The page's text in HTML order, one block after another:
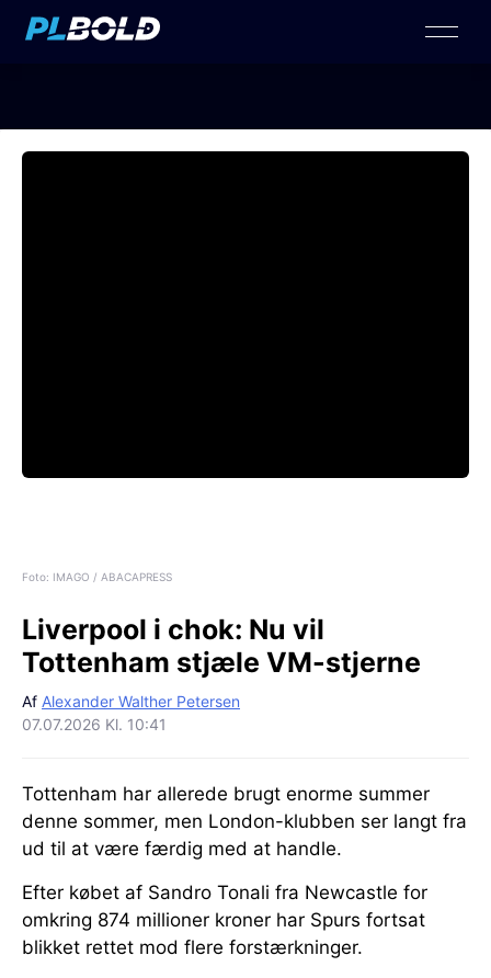
Foto: IMAGO / ABACAPRESS
Liverpool i chok: Nu vil
Tottenham stjæle VM-stjerne
Af Alexander Walther Petersen
07.07.2026 Kl. 10:41
Tottenham har allerede brugt enorme summer
denne sommer, men London-klubben ser langt fra
ud til at være færdig med at handle.
Efter købet af Sandro Tonali fra Newcastle for
omkring 874 millioner kroner har Spurs fortsat
blikket rettet mod flere forstærkninger.